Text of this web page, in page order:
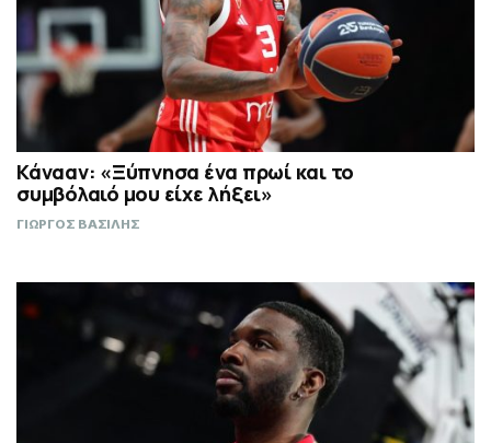
Κάνααν: «Ξύπνησα ένα πρωί και το
συμβόλαιό μου είχε λήξει»
ΓΙΩΡΓΟΣ ΒΑΣΙΛΗΣ